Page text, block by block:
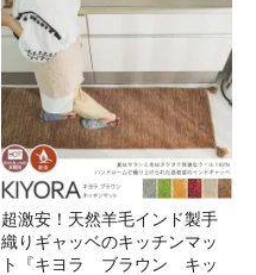
超激安！天然羊毛インド製手
織りギャッベのキッチンマッ
ト『キヨラ ブラウン キッ